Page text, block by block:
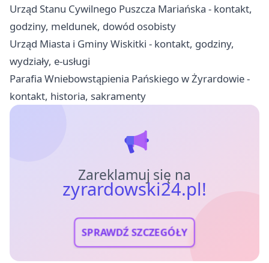
Urząd Stanu Cywilnego Puszcza Mariańska - kontakt,
godziny, meldunek, dowód osobisty
Urząd Miasta i Gminy Wiskitki - kontakt, godziny,
wydziały, e-usługi
Parafia Wniebowstąpienia Pańskiego w Żyrardowie -
kontakt, historia, sakramenty
Zareklamuj się na
zyrardowski24.pl!
SPRAWDŹ SZCZEGÓŁY